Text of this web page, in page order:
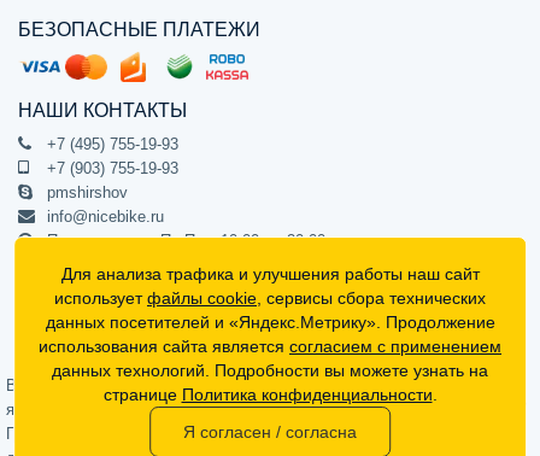
БЕЗОПАСНЫЕ ПЛАТЕЖИ
НАШИ КОНТАКТЫ
+7 (495) 755-19-93
+7 (903) 755-19-93
pmshirshov
info@nicebike.ru
Прием звонков Пн-Пт с 10:00 до 20:00
ПВЗ Пн-Пт с 10:00 до 20:00
г. Москва, ул. Барклая 13с1
подъезд 1, цокольный этаж, офис 1
Официальный интернет-магазин NiceBike © 2012 - 2026
Вся информация на сайте носит ознакомительный характер, не
является публичной офертой (определяемой положениями Статьи 437
Гражданского кодекса РФ) и не может в полной мере передавать
Для анализа трафика и улучшения работы наш сайт
используетфайлы cookie , сервисы сбора технических
данных посетителей и «Яндекс.Метрику». Продолжение
использования сайта является согласием с применением
данных технологий. Подробности вы можете узнать на
странице Политика конфиденциальности
Я согласен / согласна